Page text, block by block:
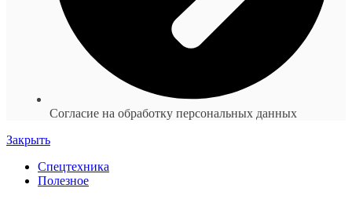
Согласие на обработку персональных данных
Закрыть
Спецтехника
Полезное